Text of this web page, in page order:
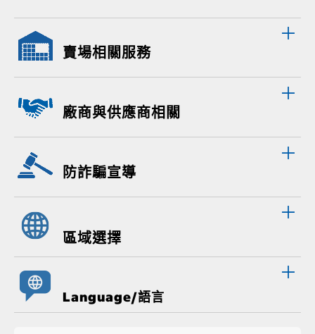
賣場相關服務
廠商與供應商相關
防詐騙宣導
區域選擇
Language/語言